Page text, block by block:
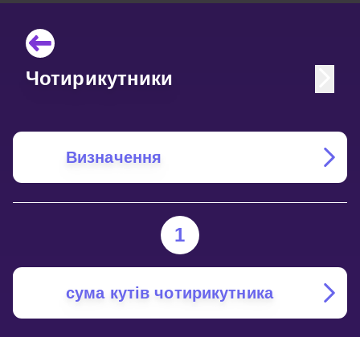
Чотирикутники
Визначення
1
сума кутів чотирикутника